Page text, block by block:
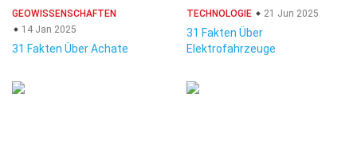
GEOWISSENSCHAFTEN
14 Jan 2025
31 Fakten Über Achate
TECHNOLOGIE 21 Jun 2025
31 Fakten Über
Elektrofahrzeuge